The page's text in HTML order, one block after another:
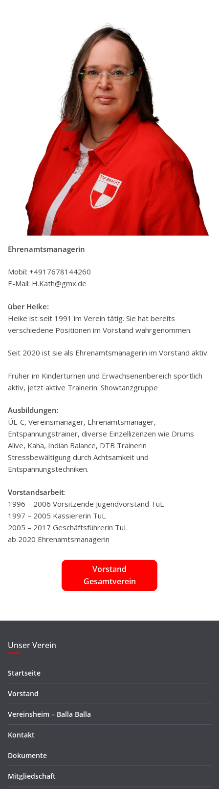
Ehrenamtsmanagerin
Mobil: +4917678144260
E-Mail: H.Kath@gmx.de
über Heike:
Heike ist seit 1991 im Verein tätig. Sie hat bereits
verschiedene Positionen im Vorstand wahrgenommen.
Seit 2020 ist sie als Ehrenamtsmanagerin im Vorstand aktiv.
Früher im Kinderturnen und Erwachsenenbereich sportlich
aktiv, jetzt aktive Trainerin: Showtanzgruppe
Ausbildungen:
ÜL-C, Vereinsmanager, Ehrenamtsmanager,
Entspannungstrainer, diverse Einzellizenzen wie Drums
Alive, Kaha, Indian Balance, DTB Trainerin
Stressbewältigung durch Achtsamkeit und
Entspannungstechniken.
Vorstandsarbeit:
1996 – 2006 Vorsitzende Jugendvorstand TuL
1997 – 2005 Kassiererin TuL
2005 – 2017 Geschäftsführerin TuL
ab 2020 Ehrenamtsmanagerin
Vorstand
Gesamtverein
Unser Verein
Startseite
Vorstand
Vereinsheim – Balla Balla
Kontakt
Dokumente
Mitgliedschaft